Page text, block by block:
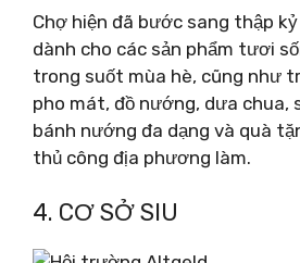
Chợ hiện đã bước sang thập
dành cho các sản phẩm tươi
trong suốt mùa hè, cũng như
pho mát, đồ nướng, dưa chua,
bánh nướng đa dạng và quà
thủ công địa phương làm.
4. CƠ SỞ SIU